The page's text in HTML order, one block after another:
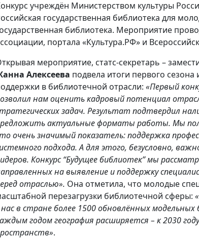
учреждён Министерством культуры
государственная библиотека для
библиотека. Мероприятие
портала «Культура.РФ» и
мероприятие, статс-секретарь –
Алексеева подвела итоги первого
в библиотечной отрасли: «Первый
нам оценить кадровый потенциал
задач. Результат подтвердил
актуальные форматы работы. Мы
очень значимый показатель: поддержка
подхода. А для этого, безусловно,
Конкурс “Будущее библиотек” мы
на выявление и поддержку
отраслью». Она отметила, что молодые
перезагрузки библиотечной сферы:
нас в стране более 1500 обновлённых
годом география расширяется – к 2030
.